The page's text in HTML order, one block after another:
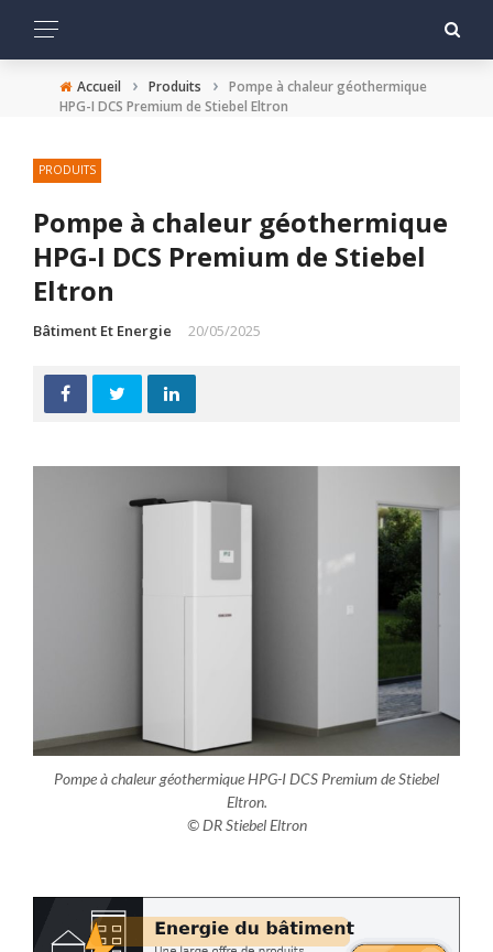
Accueil › Produits › Pompe à chaleur géothermique
HPG-I DCS Premium de Stiebel Eltron
PRODUITS
Pompe à chaleur géothermique
HPG-I DCS Premium de Stiebel
Eltron
Bâtiment Et Energie 20/05/2025
Pompe à chaleur géothermique HPG-I DCS Premium de Stiebel
Eltron.
© DR Stiebel Eltron